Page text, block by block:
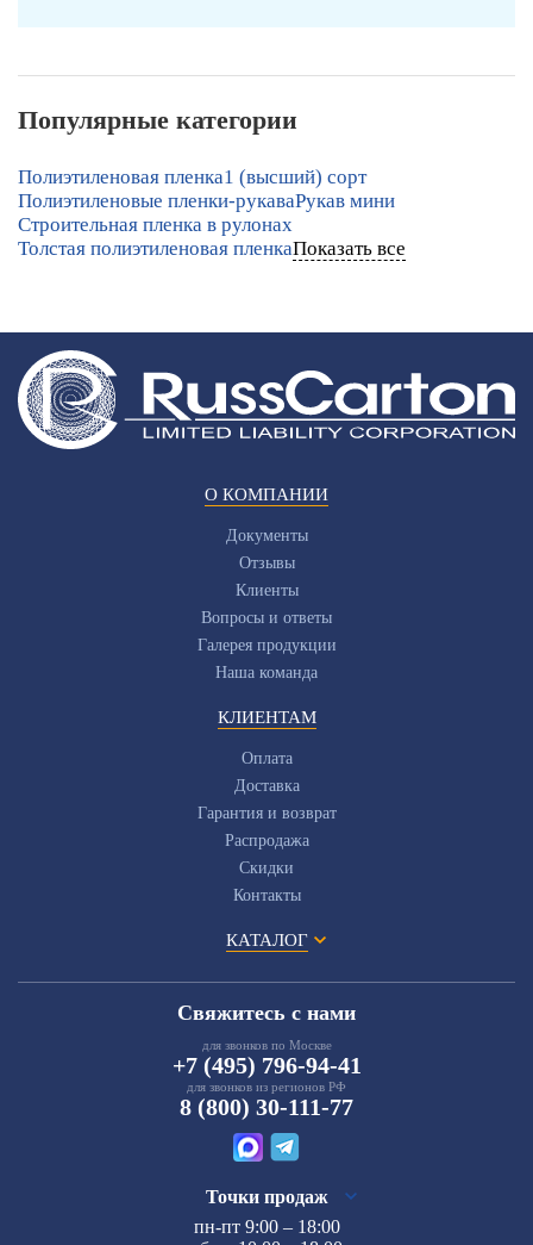
Популярные категории
Полиэтиленовая пленка1 (высший) сорт
Полиэтиленовые пленки-рукаваРукав мини
Строительная пленка в рулонах
Толстая полиэтиленовая пленкаПоказать все
О КОМПАНИИ
Документы
Отзывы
Клиенты
Вопросы и ответы
Галерея продукции
Наша команда
КЛИЕНТАМ
Оплата
Доставка
Гарантия и возврат
Распродажа
Скидки
Контакты
КАТАЛОГ
Свяжитесь с нами
для звонков по Москве
+7 (495) 796-94-41
для звонков из регионов РФ
8 (800) 30-111-77
Точки продаж
пн-пт 9:00 – 18:00